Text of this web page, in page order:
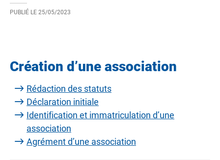
PUBLIÉ LE 25/05/2023
Création d’une association
Rédaction des statuts
Déclaration initiale
Identification et immatriculation d’une
association
Agrément d’une association